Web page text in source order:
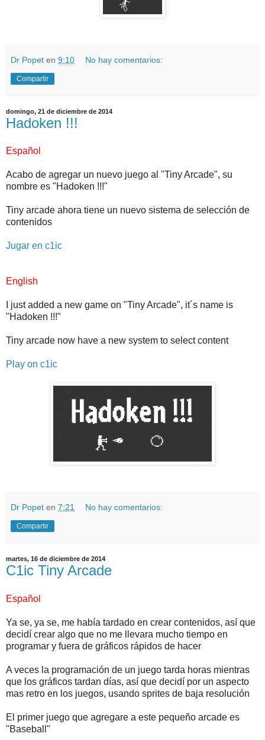
Dr Popet en 9:10 No hay comentarios:
Compartir
domingo, 21 de diciembre de 2014
Hadoken !!!
Español
Acabo de agregar un nuevo juego al "Tiny Arcade", su
nombre es "Hadoken !!!"
Tiny arcade ahora tiene un nuevo sistema de selección de
contenidos
Jugar en c1ic
English
I just added a new game on "Tiny Arcade", it´s name is
"Hadoken !!!"
Tiny arcade now have a new system to select content
Play on c1ic
Dr Popet en 7:21 No hay comentarios:
Compartir
martes, 16 de diciembre de 2014
C1ic Tiny Arcade
Español
Ya se, ya se, me había tardado en crear contenidos, así que
decidí crear algo que no me llevara mucho tiempo en
programar y fuera de gráficos rápidos de hacer
A veces la programación de un juego tarda horas mientras
que los gráficos tardan días, así que decidí por un aspecto
mas retro en los juegos, usando sprites de baja resolución
El primer juego que agregare a este pequeño arcade es
"Baseball"